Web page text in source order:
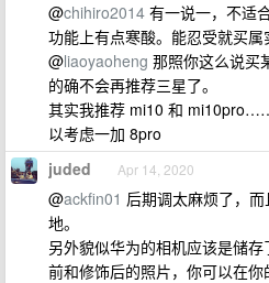
@chihiro2014 有一说一，不适
功能上有点寒酸。能忍受就买属
@liaoyaoheng 那照你这么说买
的确不会再推荐三星了。
其实我推荐 mi10 和
以考虑一加 8pro
juded Apr 14, 2020
@ackfin01 后期调太麻烦了，
地。
另外貌似华为的相机应该是储
前和修饰后的照片，你可以在你